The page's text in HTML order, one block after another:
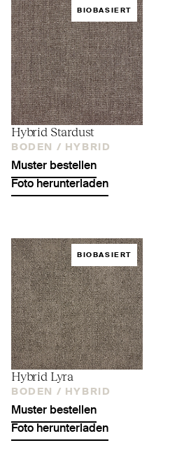
BIOBASIERT
Hybrid Stardust
BODEN / HYBRID
Muster bestellen
Foto herunterladen
BIOBASIERT
Hybrid Lyra
BODEN / HYBRID
Muster bestellen
Foto herunterladen